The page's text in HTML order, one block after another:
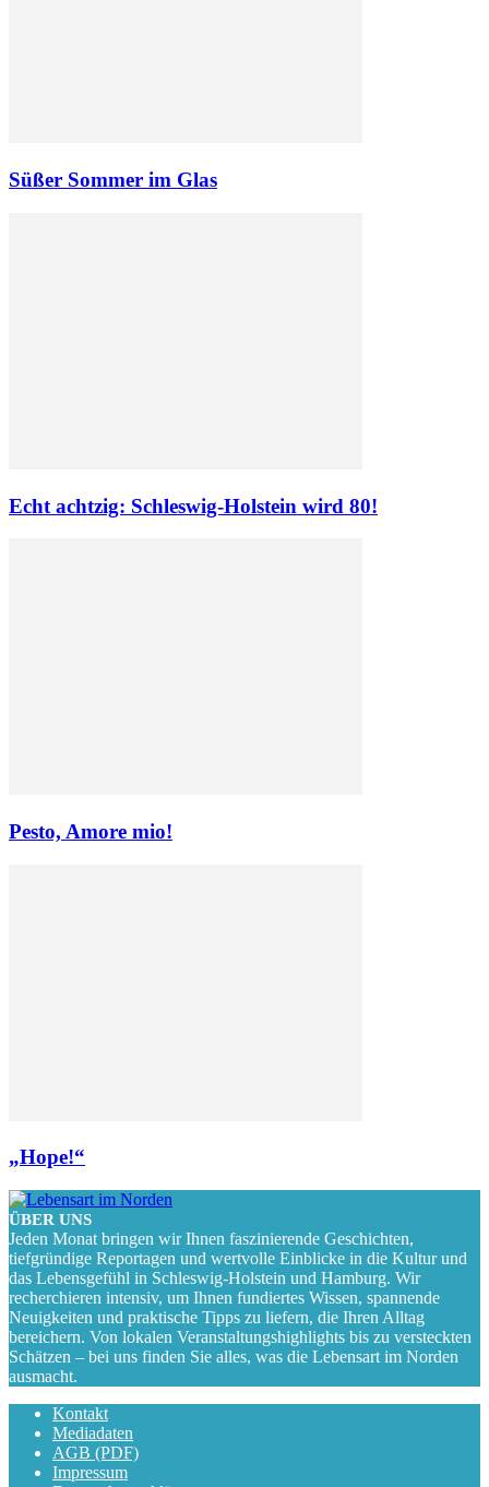
Süßer Sommer im Glas
Echt achtzig: Schleswig-Holstein wird 80!
Pesto, Amore mio!
„Hope!“
ÜBER UNS
Jeden Monat bringen wir Ihnen faszinierende Geschichten,
tiefgründige Reportagen und wertvolle Einblicke in die Kultur und
das Lebensgefühl in Schleswig-Holstein und Hamburg. Wir
recherchieren intensiv, um Ihnen fundiertes Wissen, spannende
Neuigkeiten und praktische Tipps zu liefern, die Ihren Alltag
bereichern. Von lokalen Veranstaltungshighlights bis zu versteckten
Schätzen – bei uns finden Sie alles, was die Lebensart im Norden
ausmacht.
Kontakt
Mediadaten
AGB (PDF)
Impressum